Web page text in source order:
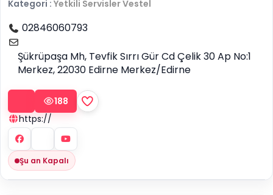
Kategori : Yetkili ServislerVestel
02846060793
Şükrüpaşa Mh, Tevfik Sırrı Gür Cd Çelik 30 Ap No:1
Merkez, 22030 Edirne Merkez/Edirne
188
https://
Şu an Kapalı